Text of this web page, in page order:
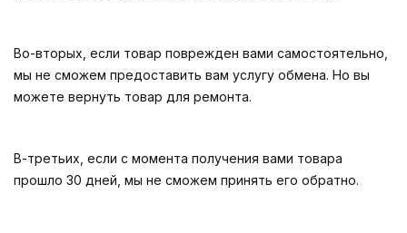
Во-вторых, если товар поврежден вами самостоятельно,
мы не сможем предоставить вам услугу обмена. Но вы
можете вернуть товар для ремонта.
В-третьих, если с момента получения вами товара
прошло 30 дней, мы не сможем принять его обратно.